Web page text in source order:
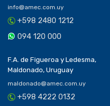
info@amec.com.uy
+598 2480 1212
094 120 000
F.A. de Figueroa y Ledesma,
Maldonado, Uruguay
maldonado@amec.com.uy
+598 4222 0132